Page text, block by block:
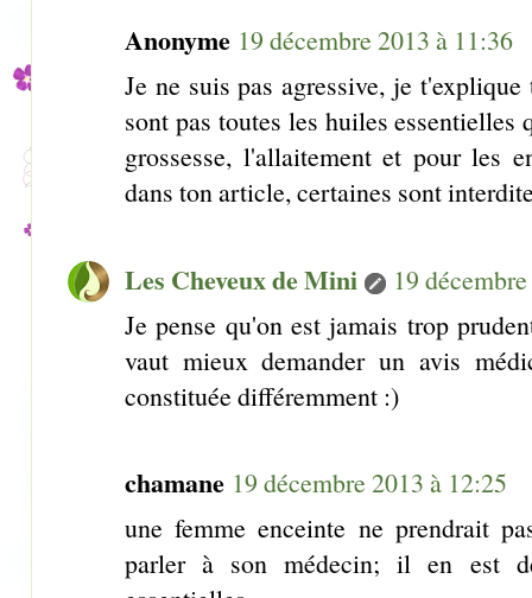
Anonyme 19 décembre 2013 à 11:36
Je ne suis pas agressive, je
sont pas toutes les huiles
grossesse, l'allaitement et pour les
dans ton article, certaines sont
Les Cheveux de Mini
19
Je pense qu'on est jamais trop
vaut mieux demander un avis
constituée différemment :)
chamane 19 décembre 2013 à 12:25
une femme enceinte ne prendrait
parler à son médecin; il en est